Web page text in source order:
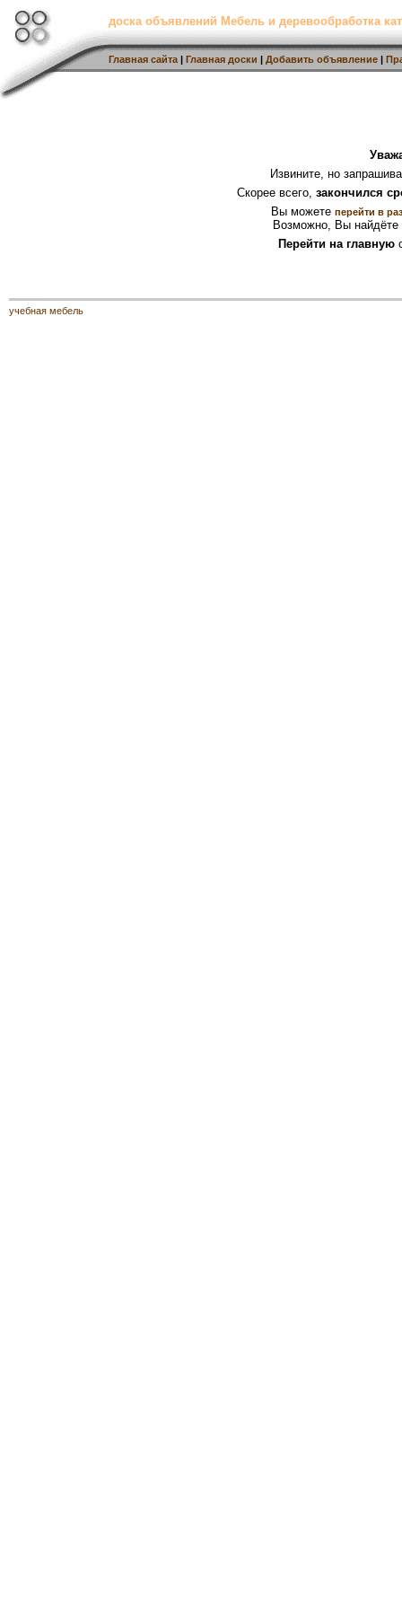
доска объявлений Мебель и деревообработка
Главная сайта | Главная доски | Добавить объявление |
Извините, но
Скорее всего, закончился
Вы можете перейти в
Возможно, Вы найдёте
Перейти на главную
учебная мебель